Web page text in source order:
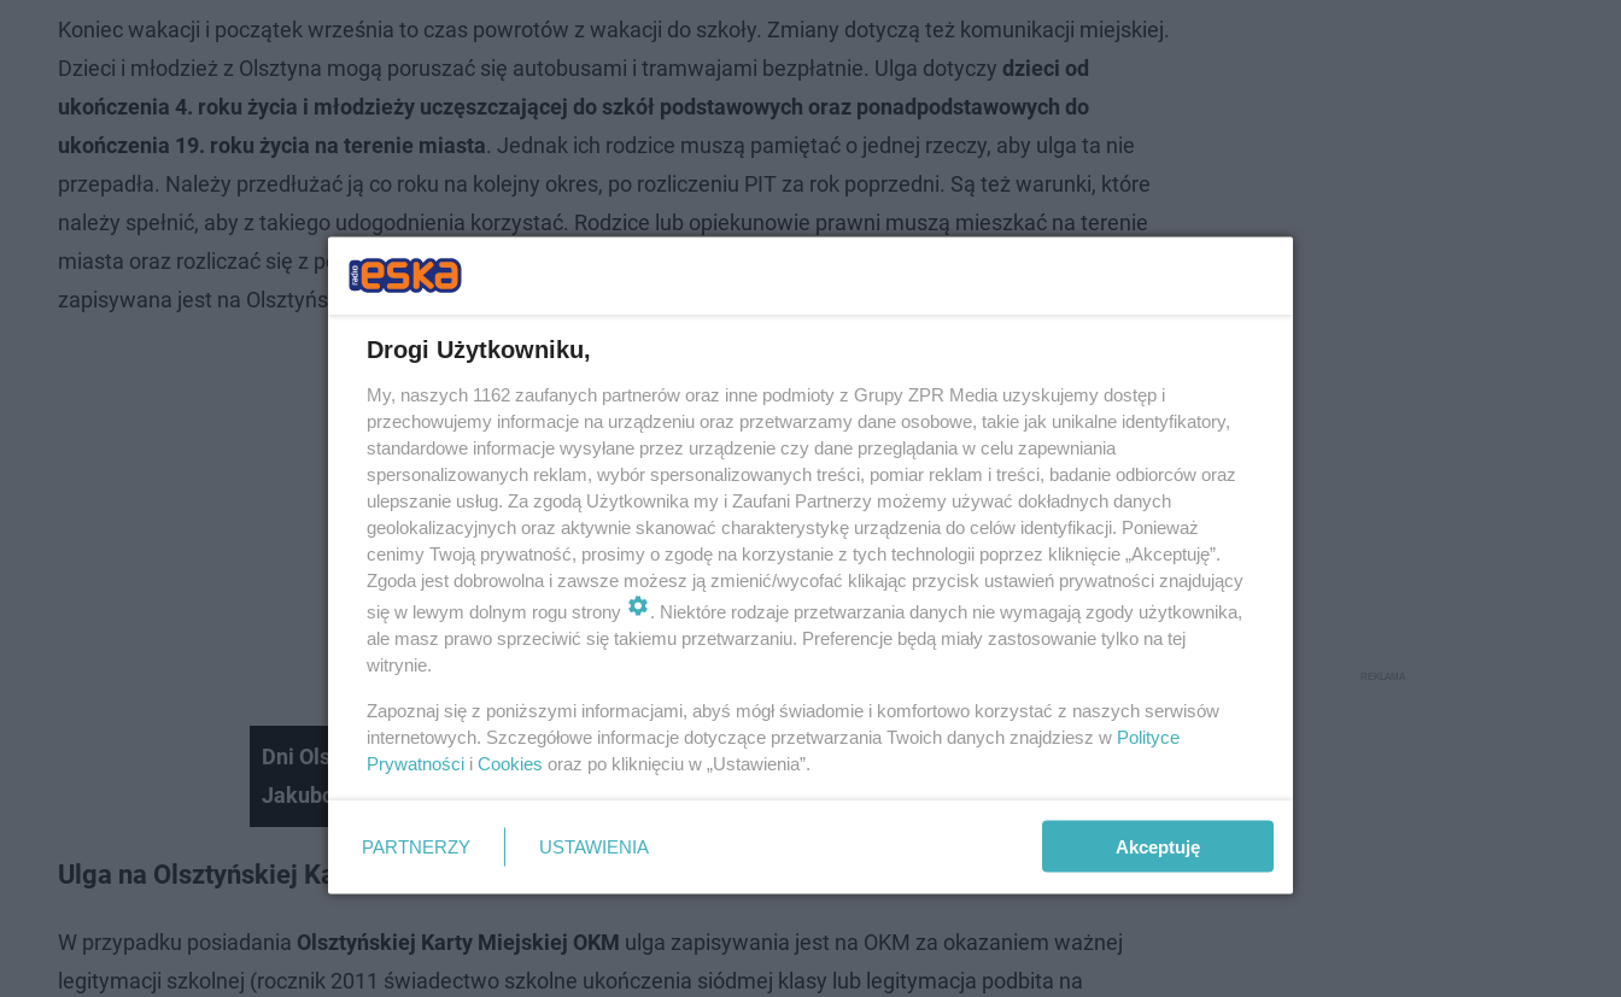
Koniec wakacji i początek września to czas powrotów z wakacji do szkoły. Zmiany dotyczą też komunikacji miejskiej.
Dzieci i młodzież z Olsztyna mogą poruszać się autobusami i tramwajami bezpłatnie. Ulga dotyczy dzieci od
ukończenia 4. roku życia i młodzieży uczęszczającej do szkół podstawowych oraz ponadpodstawowych do
ukończenia 19. roku życia na terenie miasta. Jednak ich rodzice muszą pamiętać o jednej rzeczy, aby ulga ta nie
przepadła. Należy przedłużać ją co roku na kolejny okres, po rozliczeniu PIT za rok poprzedni. Są też warunki, które
należy spełnić, aby z takiego udogodnienia korzystać. Rodzice lub opiekunowie prawni muszą mieszkać na terenie
miasta oraz rozliczać się z podatku dochodowego od osób fizycznych w Urzędzie Skarbowym w Olsztynie. Ulga
zapisywana jest na Olsztyńską Kartę Miejską (OKM) lub eLegitymację szkolną.
Dni Olsztyna 2025. Dziesiątki wystawców i setki olsztynian na Jarmarku
Jakubowym
Ulga na Olsztyńskiej Karcie Miejskiej
W przypadku posiadania Olsztyńskiej Karty Miejskiej OKM ulga zapisywania jest na OKM za okazaniem ważnej
legitymacji szkolnej (rocznik 2011 świadectwo szkolne ukończenia siódmej klasy lub legitymacja podbita na
Drogi Użytkowniku,
My, naszych 1162 zaufanych partnerów oraz inne podmioty z Grupy ZPR Media uzyskujemy dostęp i
przechowujemy informacje na urządzeniu oraz przetwarzamy dane osobowe, takie jak unikalne identyfikatory,
standardowe informacje wysyłane przez urządzenie czy dane przeglądania w celu zapewniania
spersonalizowanych reklam, wybór spersonalizowanych treści, pomiar reklam i treści, badanie odbiorców oraz
ulepszanie usług. Za zgodą Użytkownika my i Zaufani Partnerzy możemy używać dokładnych danych
geolokalizacyjnych oraz aktywnie skanować charakterystykę urządzenia do celów identyfikacji. Ponieważ
cenimy Twoją prywatność, prosimy o zgodę na korzystanie z tych technologii poprzez kliknięcie „Akceptuję”.
Zgoda jest dobrowolna i zawsze możesz ją zmienić/wycofać klikając przycisk ustawień prywatności znajdujący
się w lewym dolnym rogu strony
. Niektóre rodzaje przetwarzania danych nie wymagają zgody użytkownika,
ale masz prawo sprzeciwić się takiemu przetwarzaniu. Preferencje będą miały zastosowanie tylko na tej
witrynie.
Zapoznaj się z poniższymi informacjami, abyś mógł świadomie i komfortowo korzystać z naszych serwisów
internetowych. Szczegółowe informacje dotyczące przetwarzania Twoich danych znajdziesz w Polityce
Prywatności i Cookies oraz po kliknięciu w „Ustawienia”.
PARTNERZY USTAWIENIA Akceptuję